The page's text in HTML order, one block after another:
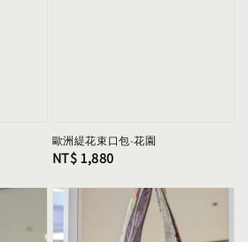
歐洲緹花束口包-花園
Regular
NT$ 1,880